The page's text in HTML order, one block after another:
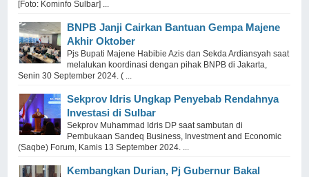
[Foto: Kominfo Sulbar] ...
BNPB Janji Cairkan Bantuan Gempa Majene
Akhir Oktober
Pjs Bupati Majene Habibie Azis dan Sekda Ardiansyah saat
melalukan koordinasi dengan pihak BNPB di Jakarta,
Senin 30 September 2024. ( ...
Sekprov Idris Ungkap Penyebab Rendahnya
Investasi di Sulbar
Sekprov Muhammad Idris DP saat sambutan di
Pembukaan Sandeq Business, Investment and Economic
(Saqbe) Forum, Kamis 13 September 2024. ...
Kembangkan Durian, Pj Gubernur Bakal